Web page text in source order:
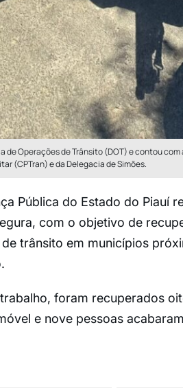
de Operações de Trânsito (DOT) e contou
(CPTran) e da Delegacia de Simões.
Pública do Estado do Piauí
com o objetivo de
trânsito em municípios
foram recuperados
e nove pessoas